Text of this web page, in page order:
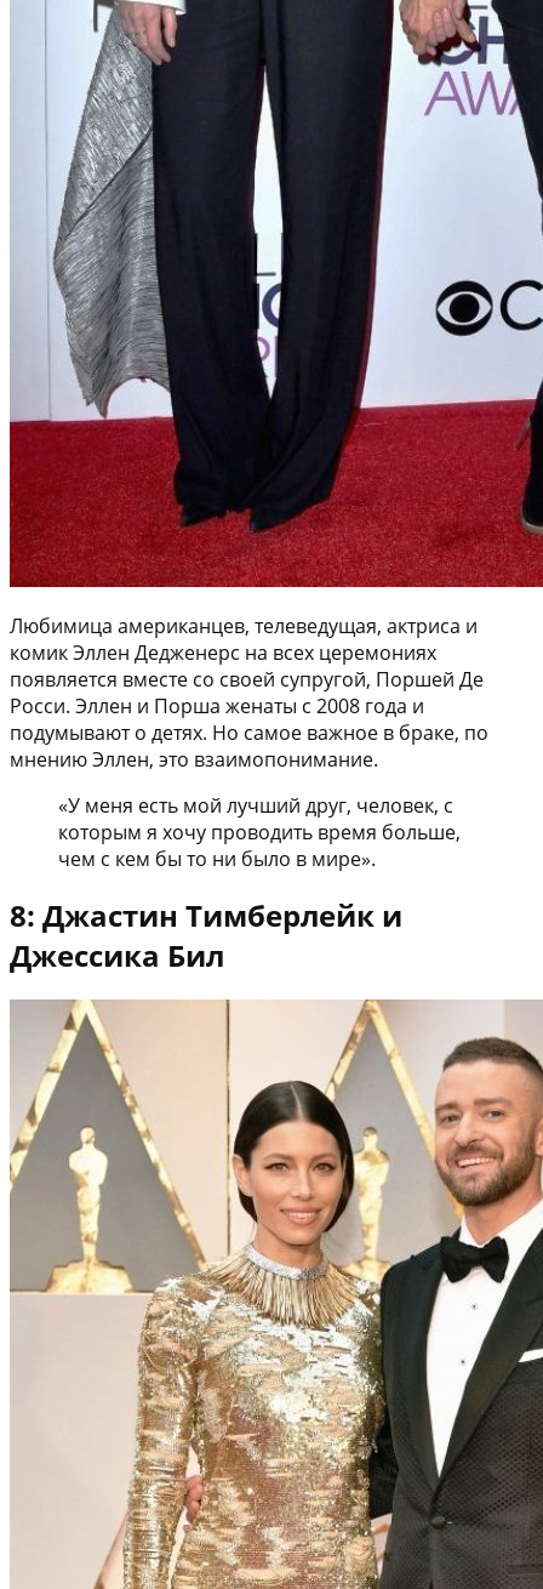
Любимица американцев, телеведущая, актриса и
комик Эллен Дедженерс на всех церемониях
появляется вместе со своей супругой, Поршей Де
Росси. Эллен и Порша женаты с 2008 года и
подумывают о детях. Но самое важное в браке, по
мнению Эллен, это взаимопонимание.
«У меня есть мой лучший друг, человек, с
которым я хочу проводить время больше,
чем с кем бы то ни было в мире».
8: Джастин Тимберлейк и
Джессика Бил